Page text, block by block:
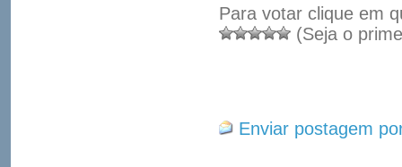
Para votar clique em
(Seja o
Enviar postagem